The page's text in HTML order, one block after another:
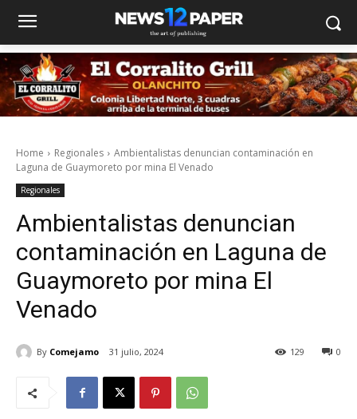
Home Regionales
Ambientalistas denuncian contaminación en
Laguna de Guaymoreto por mina El Venado
Regionales
Ambientalistas denuncian
contaminación en Laguna de
Guaymoreto por mina El
Venado
By Comejamo 31 julio, 2024 0
129